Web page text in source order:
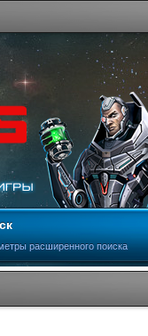
расширенного поиска